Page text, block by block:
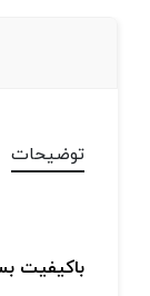
توضیحات
باکیفیت